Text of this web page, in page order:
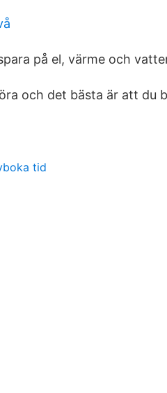
på el, värme och
och det bästa är att du
tid